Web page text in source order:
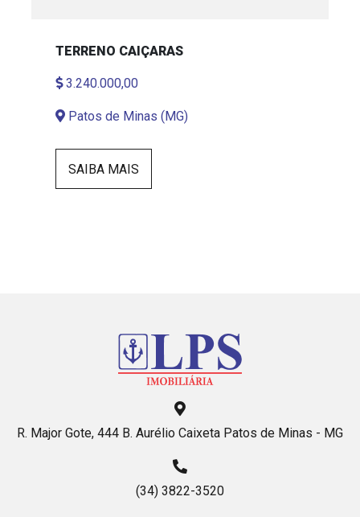
TERRENO CAIÇARAS
3.240.000,00
Patos de Minas (MG)
SAIBA MAIS
R. Major Gote, 444 B. Aurélio Caixeta Patos de Minas - MG
(34) 3822-3520